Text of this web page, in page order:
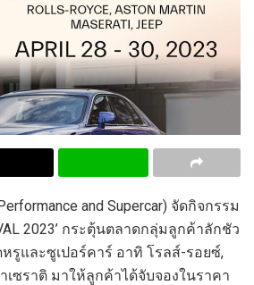
and Supercar) จัดกิจกรรม
2023’ กระตุ้นตลาดกลุ่มลูกค้าลักชัว
รูและซูเปอร์คาร์ อาทิ โรลส์-รอยซ์,
ซราติ มาให้ลูกค้าได้จับจองในราคา